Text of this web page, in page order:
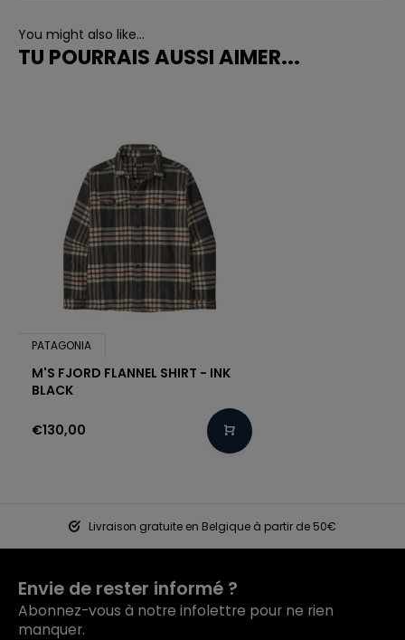
You might also like...
TU POURRAIS AUSSI AIMER...
PATAGONIA
M'S FJORD FLANNEL SHIRT - INK
BLACK
€130,00
Livraison gratuite en Belgique à partir de 50€
Envie de rester informé ?
Abonnez-vous à notre infolettre pour ne rien
manquer.